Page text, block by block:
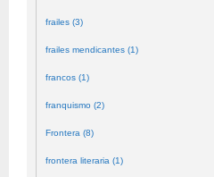
frailes (3)
frailes mendicantes (1)
francos (1)
franquismo (2)
Frontera (8)
frontera literaria (1)